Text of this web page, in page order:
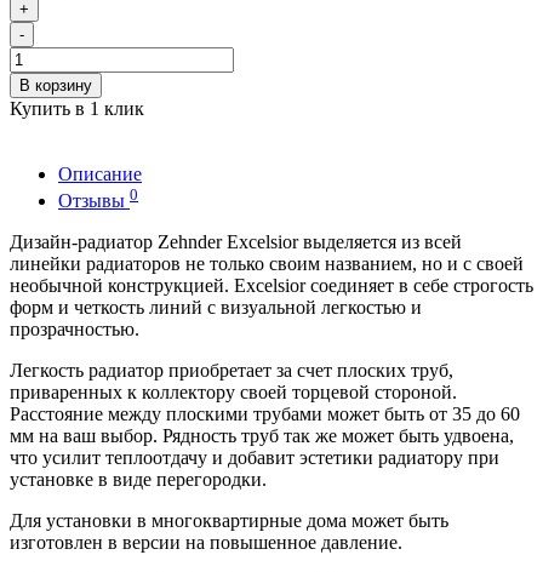
+
-
В корзину
Купить в 1 клик
Описание
Отзывы 0
Дизайн-радиатор Zehnder Excelsior выделяется из всей
линейки радиаторов не только своим названием, но и с своей
необычной конструкцией. Excelsior соединяет в себе строгость
форм и четкость линий с визуальной легкостью и
прозрачностью.
Легкость радиатор приобретает за счет плоских труб,
приваренных к коллектору своей торцевой стороной.
Расстояние между плоскими трубами может быть от 35 до 60
мм на ваш выбор. Рядность труб так же может быть удвоена,
что усилит теплоотдачу и добавит эстетики радиатору при
установке в виде перегородки.
Для установки в многоквартирные дома может быть
изготовлен в версии на повышенное давление.